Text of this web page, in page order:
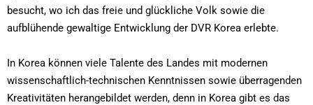
besucht, wo ich das freie und glückliche Volk sowie die
aufblühende gewaltige Entwicklung der DVR Korea erlebte.
In Korea können viele Talente des Landes mit modernen
wissenschaftlich-technischen Kenntnissen sowie überragenden
Kreativitäten herangebildet werden, denn in Korea gibt es das